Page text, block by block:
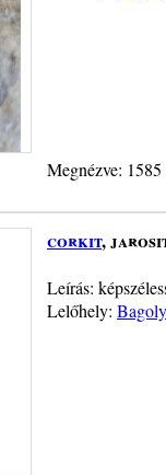
Megnézve:
corkit,
Leírás:
Lelőhely: